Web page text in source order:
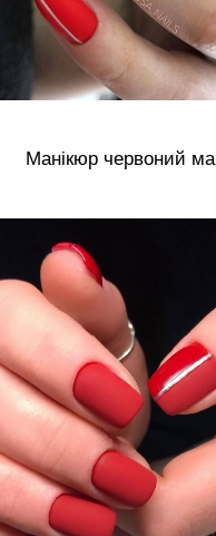
Манікюр червоний ма